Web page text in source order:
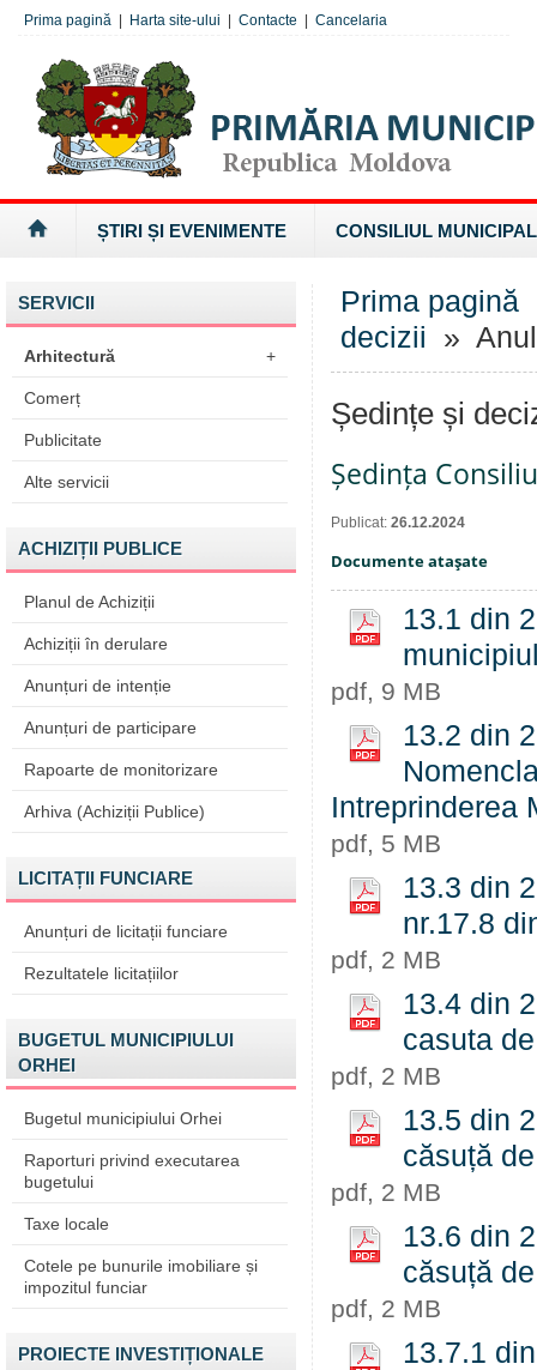
Prima pagină Harta site-ului Contacte Cancelaria
ȘTIRI ȘI EVENIMENTE CONSILIUL MUNICIPAL
SERVICII
Arhitectură +
Comerț
Publicitate
Alte servicii
ACHIZIȚII PUBLICE
Planul de Achiziții
Achiziții în derulare
Anunțuri de intenție
Anunțuri de participare
Rapoarte de monitorizare
Arhiva (Achiziții Publice)
LICITAȚII FUNCIARE
Anunțuri de licitații funciare
Rezultatele licitațiilor
BUGETUL MUNICIPIULUI
ORHEI
Bugetul municipiului Orhei
Raporturi privind executarea
bugetului
Taxe locale
Cotele pe bunurile imobiliare și
impozitul funciar
PROIECTE INVESTIȚIONALE
Prima pagină
decizii »
Ședințe și
Ședința
Publicat: 26.12.2024
Documente ataşate
13.1 din
pdf, 9 MB
13.2 din
Intreprinderea
pdf, 5 MB
13.3 din
nr.17.8
pdf, 2 MB
13.4 din
casuta
pdf, 2 MB
13.5 din
căsuță
pdf, 2 MB
13.6 din
căsuță
pdf, 2 MB
13.7.1